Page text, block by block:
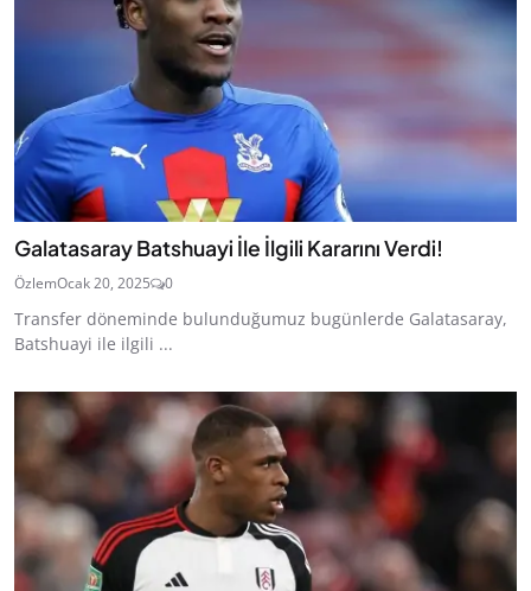
Galatasaray Batshuayi İle İlgili Kararını Verdi!
ÖzlemOcak 20, 2025 0
Transfer döneminde bulunduğumuz bugünlerde Galatasaray,
Batshuayi ile ilgili ...